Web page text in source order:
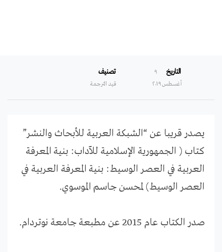
التاريخ
۹
أغسطس ۲۰۱۹
تصنيف
قيد الترجمة
يصدر قريبا عن “الشبكة العربية للأبحاث والنشر”
كتاب ( الجمهورية الإسلامية للآداب: بنية المعرفة
العربية في العصر الوسيط: بنية المعرفة العربية في
العصر الوسيط) لمحسن جاسم الموسوي.
صدر الكتاب عام 2015 عن مطبعة جامعة نوتردام.